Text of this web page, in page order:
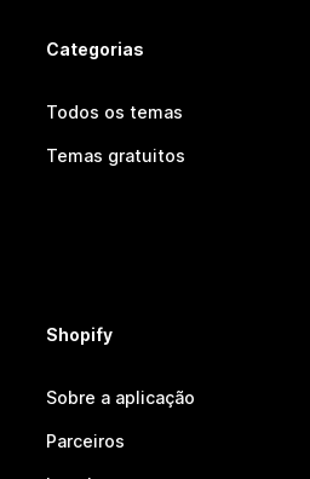
Categorias
Todos os temas
Temas gratuitos
Shopify
Sobre a aplicação
Parceiros